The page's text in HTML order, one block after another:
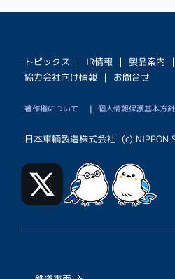
トピックス ｜ IR情報 ｜ 製品案内 ｜
協力会社向け情報
｜ お問合せ
著作権について | 個人情報保護基本方針
日本車輌製造株式会社 (c) NIPPON